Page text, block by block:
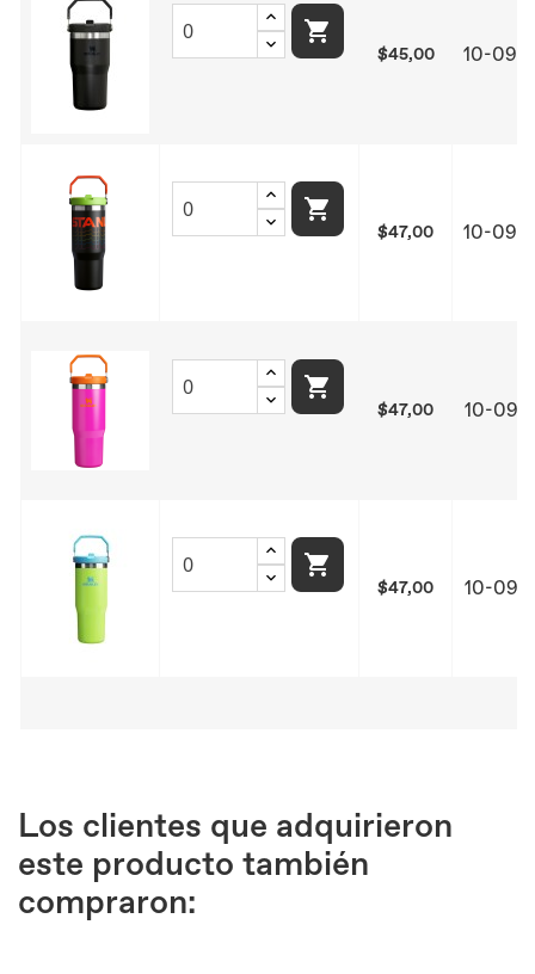

$45,00 10-

$47,00 10-

$47,00 10-

$47,00 10-
Los clientes que adquirieron
este producto también
compraron: